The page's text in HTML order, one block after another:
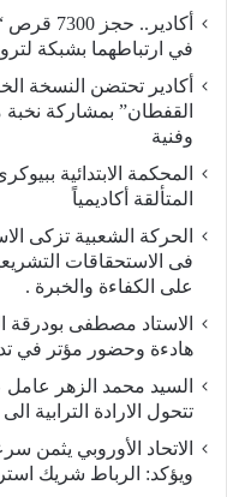
في ارتباطهما بشبكة
أكادير تحتضن النسخة
القفطان” بمشاركة
وفنية
المحكمة الابتدائية
المتألقة أكاديمياً
الحركة الشعبية تزكى
فى الاستحقاقات
على الكفاءة والخبرة .
الاستاد مصطفى بودرقة
هادءة وحضور مؤتر في
السيد محمد الزهر
تتحول الارادة الترابية
الاتحاد الأوروبي يثمن
ويؤكد: الرباط شريك